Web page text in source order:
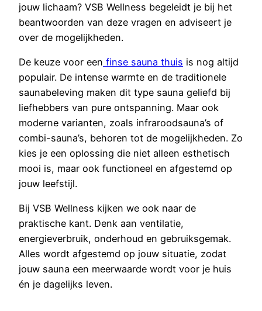
jouw lichaam? VSB Wellness begeleidt je bij het
beantwoorden van deze vragen en adviseert je
over de mogelijkheden.
De keuze voor een finse sauna thuis is nog altijd
populair. De intense warmte en de traditionele
saunabeleving maken dit type sauna geliefd bij
liefhebbers van pure ontspanning. Maar ook
moderne varianten, zoals infraroodsauna’s of
combi-sauna’s, behoren tot de mogelijkheden. Zo
kies je een oplossing die niet alleen esthetisch
mooi is, maar ook functioneel en afgestemd op
jouw leefstijl.
Bij VSB Wellness kijken we ook naar de
praktische kant. Denk aan ventilatie,
energieverbruik, onderhoud en gebruiksgemak.
Alles wordt afgestemd op jouw situatie, zodat
jouw sauna een meerwaarde wordt voor je huis
én je dagelijks leven.